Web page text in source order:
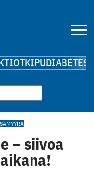
KIPUDIABETES
– siivoa